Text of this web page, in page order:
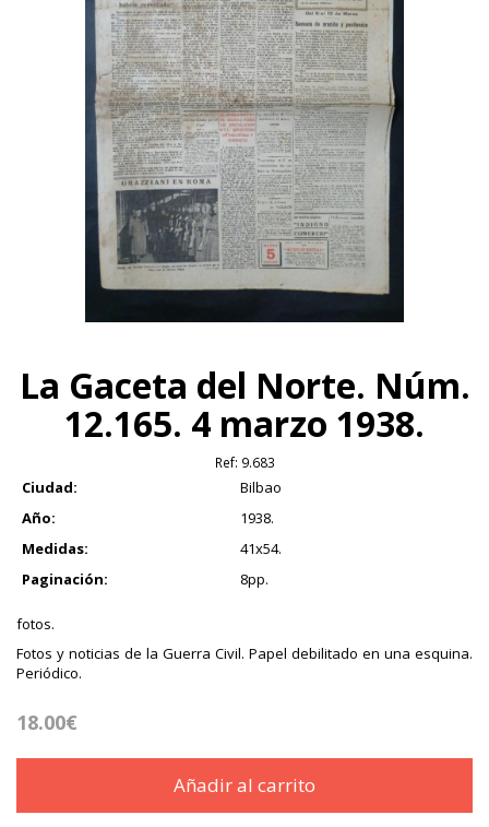
La Gaceta del Norte. Núm.
12.165. 4 marzo 1938.
Ref: 9.683
Ciudad:
Bilbao
Año:
1938.
Medidas:
41x54.
Paginación:
8pp.
fotos.
Fotos y noticias de la Guerra Civil. Papel debilitado en una esquina.
Periódico.
18.00€
Añadir al carrito